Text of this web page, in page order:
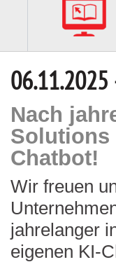
Nach
Solutions
Chatbot!
Wir freuen
jahrelanger
eigenen KI-